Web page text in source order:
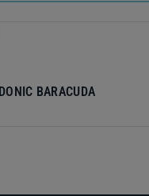
DONIC BARACUDA